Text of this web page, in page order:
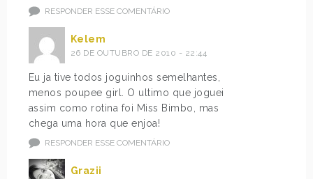
RESPONDER ESSE COMENTÁRIO
Kelem
26 DE OUTUBRO DE 2010 - 22:44
Eu ja tive todos joguinhos semelhantes,
menos poupee girl. O ultimo que joguei
assim como rotina foi Miss Bimbo, mas
chega uma hora que enjoa!
RESPONDER ESSE COMENTÁRIO
Grazii